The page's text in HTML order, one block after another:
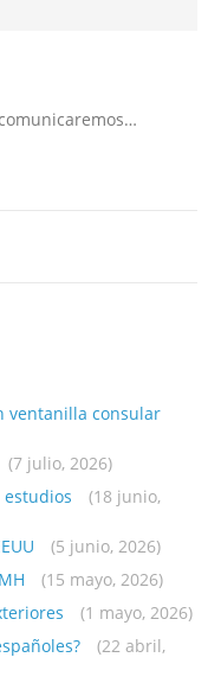
ventanilla consular
(7 julio, 2026)
estudios
(18 junio,
(5 junio, 2026)
(15 mayo, 2026)
(1 mayo, 2026)
(22 abril,